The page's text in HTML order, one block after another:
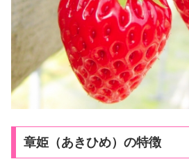
章姫（あきひめ）の特徴